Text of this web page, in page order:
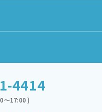
4414
～17:00 )